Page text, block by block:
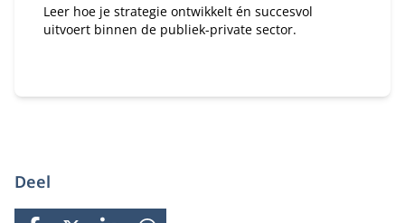
Leer hoe je strategie ontwikkelt én succesvol
uitvoert binnen de publiek-private sector.
Deel